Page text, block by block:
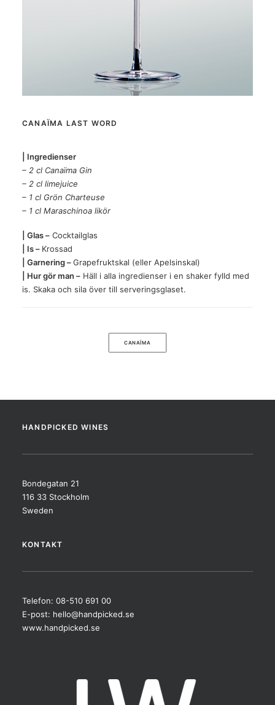
CANAÏMA LAST WORD
| Ingredienser
– 2 cl Canaïma Gin
– 2 cl limejuice
– 1 cl Grön Charteuse
– 1 cl Maraschinoa likör
| Glas – Cocktailglas
| Is – Krossad
| Garnering –Grapefruktskal (eller Apelsinskal)
| Hur gör man – Häll i alla ingredienser i en shaker fylld med
is. Skaka och sila över till serveringsglaset.
CANAÏMA
HANDPICKED WINES
Bondegatan 21
116 33 Stockholm
Sweden
KONTAKT
Telefon: 08-510 691 00
E-post: hello@handpicked.se
www.handpicked.se